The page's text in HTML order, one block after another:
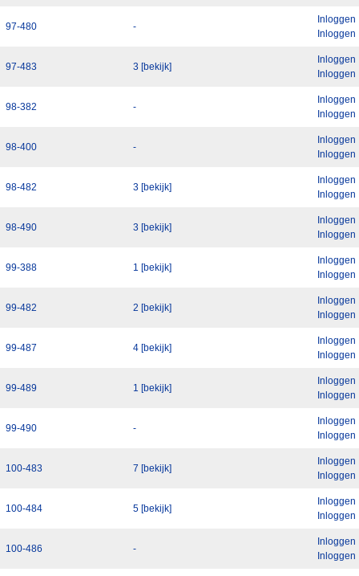
97-480 -
Inloggen
Inloggen
97-483 3 [bekijk]
Inloggen
Inloggen
98-382 -
Inloggen
Inloggen
98-400 -
Inloggen
Inloggen
98-482 3 [bekijk]
Inloggen
Inloggen
98-490 3 [bekijk]
Inloggen
Inloggen
99-388 1 [bekijk]
Inloggen
Inloggen
99-482 2 [bekijk]
Inloggen
Inloggen
99-487 4 [bekijk]
Inloggen
Inloggen
99-489 1 [bekijk]
Inloggen
Inloggen
99-490 -
Inloggen
Inloggen
100-483 7 [bekijk]
Inloggen
Inloggen
100-484 5 [bekijk]
Inloggen
Inloggen
100-486 -
Inloggen
Inloggen